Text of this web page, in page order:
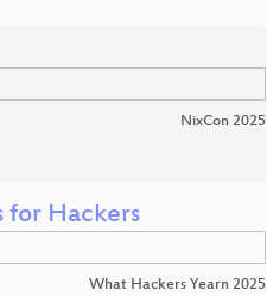
NixCon 2025
for Hackers
What Hackers Yearn 2025